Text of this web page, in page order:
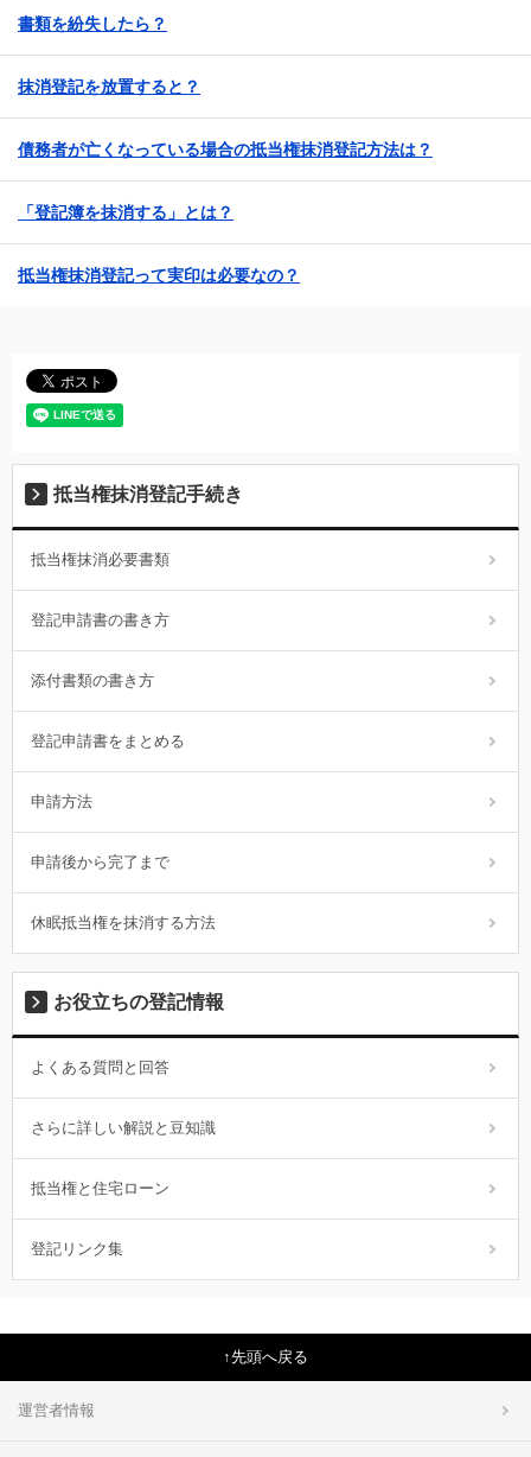
書類を紛失したら？
抹消登記を放置すると？
債務者が亡くなっている場合の抵当権抹消登記方法は？
「登記簿を抹消する」とは？
抵当権抹消登記って実印は必要なの？
抵当権抹消登記手続き
抵当権抹消必要書類
登記申請書の書き方
添付書類の書き方
登記申請書をまとめる
申請方法
申請後から完了まで
休眠抵当権を抹消する方法
お役立ちの登記情報
よくある質問と回答
さらに詳しい解説と豆知識
抵当権と住宅ローン
登記リンク集
先頭へ戻る
運営者情報